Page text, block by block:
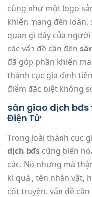
cũng như một logo
khiến mang đến loàn,
quan gì đấy của
các vấn đề cần đến
đã góp phần khiến
thành cục gia đình
điểm đặc biệt không
sàn giao dịch bđs
Điện Tử
Trong loài thành cục
dịch bđs cũng biến
các. Nó nhưng mà
kì quái, tên nhân vật,
cốt truyện. vấn đề cần